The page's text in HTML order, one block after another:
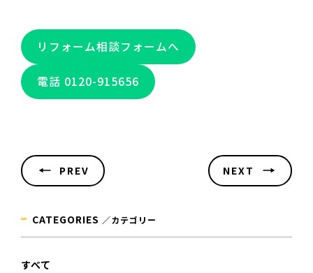
リフォーム相談フォームへ
電話 0120-915656
PREV NEXT
CATEGORIES ／カテゴリー
すべて